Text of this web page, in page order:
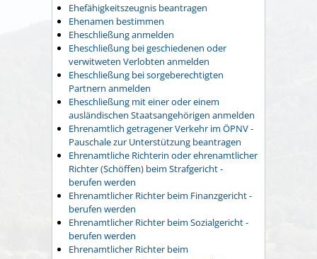
Ehefähigkeitszeugnis beantragen
Ehenamen bestimmen
Eheschließung anmelden
Eheschließung bei geschiedenen oder
verwitweten Verlobten anmelden
Eheschließung bei sorgeberechtigten
Partnern anmelden
Eheschließung mit einer oder einem
ausländischen Staatsangehörigen anmelden
Ehrenamtlich getragener Verkehr im ÖPNV -
Pauschale zur Unterstützung beantragen
Ehrenamtliche Richterin oder ehrenamtlicher
Richter (Schöffen) beim Strafgericht -
berufen werden
Ehrenamtlicher Richter beim Finanzgericht -
berufen werden
Ehrenamtlicher Richter beim Sozialgericht -
berufen werden
Ehrenamtlicher Richter beim